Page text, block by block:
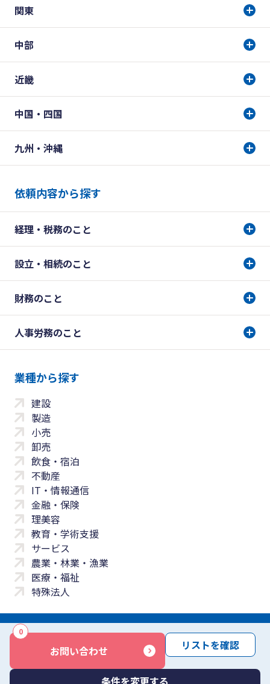
お問い合わせ
0
リストを確認
条件を変更する
関東
中部
近畿
中国・四国
九州・沖縄
依頼内容から探す
経理・税務のこと
設立・相続のこと
財務のこと
人事労務のこと
業種から探す
建設
製造
小売
卸売
飲食・宿泊
不動産
IT・情報通信
金融・保険
理美容
教育・学術支援
サービス
農業・林業・漁業
医療・福祉
特殊法人
サイトマップ 免責事項 サービス利用規約
商標について反社会勢力に対する基本方針 お問い合わせ
Copyright © Yayoi Co., Ltd. All rights reserved.